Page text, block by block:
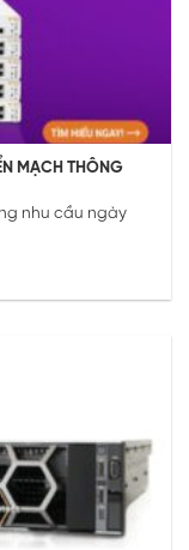
MẠCH THÔNG
nhu cầu ngày